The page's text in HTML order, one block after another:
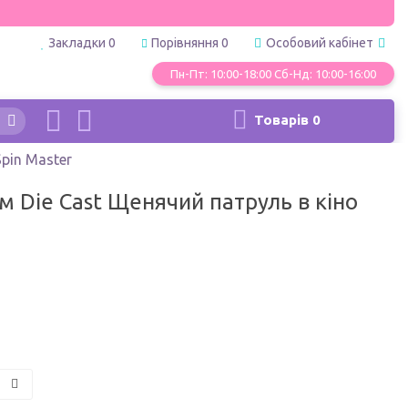
Закладки 0 Порівняння 0 Особовий кабінет
Пн-Пт: 10:00-18:00 Сб-Нд: 10:00-16:00
Товарів 0
Master
Die Cast Щенячий патруль в кіно